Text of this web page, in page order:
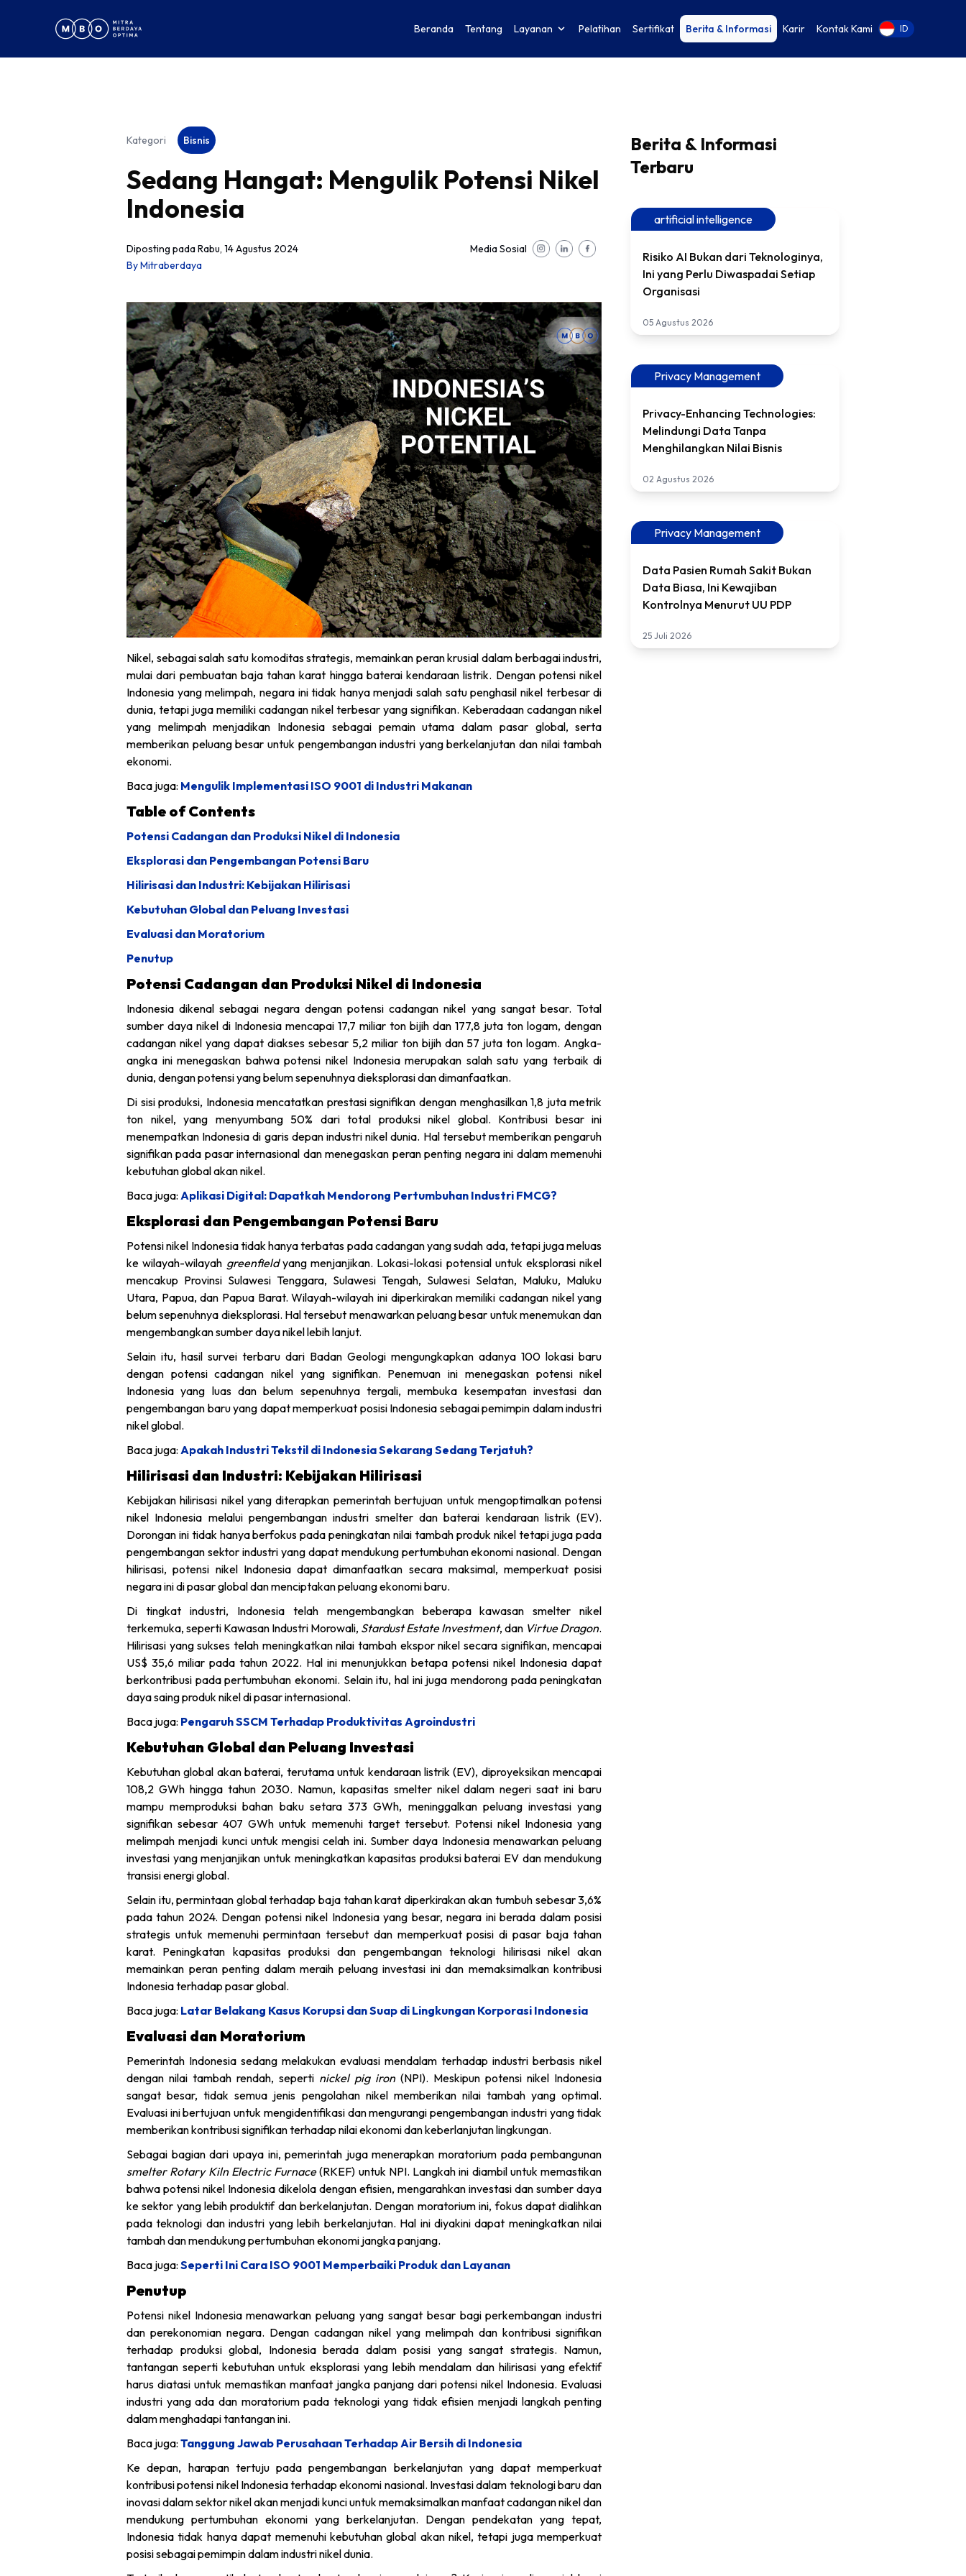
Beranda Tentang Layanan Pelatihan Sertifikat Berita & Informasi Karir Kontak Kami EN ID
Kategori Bisnis
Sedang Hangat: Mengulik Potensi Nikel
Indonesia
Diposting padaRabu, 14 Agustus 2024
Media Sosial
ByMitraberdaya
Nikel, sebagai salah satu komoditas strategis, memainkan peran krusial dalam berbagai industri,
mulai dari pembuatan baja tahan karat hingga baterai kendaraan listrik. Dengan potensi nikel
Indonesia yang melimpah, negara ini tidak hanya menjadi salah satu penghasil nikel terbesar di
dunia, tetapi juga memiliki cadangan nikel terbesar yang signifikan. Keberadaan cadangan nikel
yang melimpah menjadikan Indonesia sebagai pemain utama dalam pasar global, serta
memberikan peluang besar untuk pengembangan industri yang berkelanjutan dan nilai tambah
ekonomi.
Baca juga: Mengulik Implementasi ISO 9001 di Industri Makanan
Table of Contents
Potensi Cadangan dan Produksi Nikel di Indonesia
Eksplorasi dan Pengembangan Potensi Baru
Hilirisasi dan Industri: Kebijakan Hilirisasi
Kebutuhan Global dan Peluang Investasi
Evaluasi dan Moratorium
Penutup
Potensi Cadangan dan Produksi Nikel di Indonesia
Indonesia dikenal sebagai negara dengan potensi cadangan nikel yang sangat besar. Total
sumber daya nikel di Indonesia mencapai 17,7 miliar ton bijih dan 177,8 juta ton logam, dengan
cadangan nikel yang dapat diakses sebesar 5,2 miliar ton bijih dan 57 juta ton logam. Angka-
angka ini menegaskan bahwa potensi nikel Indonesia merupakan salah satu yang terbaik di
dunia, dengan potensi yang belum sepenuhnya dieksplorasi dan dimanfaatkan.
Di sisi produksi, Indonesia mencatatkan prestasi signifikan dengan menghasilkan 1,8 juta metrik
ton nikel, yang menyumbang 50% dari total produksi nikel global. Kontribusi besar ini
menempatkan Indonesia di garis depan industri nikel dunia. Hal tersebut memberikan pengaruh
signifikan pada pasar internasional dan menegaskan peran penting negara ini dalam memenuhi
kebutuhan global akan nikel.
Baca juga: Aplikasi Digital: Dapatkah Mendorong Pertumbuhan Industri FMCG?
Eksplorasi dan Pengembangan Potensi Baru
Potensi nikel Indonesia tidak hanya terbatas pada cadangan yang sudah ada, tetapi juga meluas
ke wilayah-wilayah greenfieldyang menjanjikan. Lokasi-lokasi potensial untuk eksplorasi nikel
mencakup Provinsi Sulawesi Tenggara, Sulawesi Tengah, Sulawesi Selatan, Maluku, Maluku
Utara, Papua, dan Papua Barat. Wilayah-wilayah ini diperkirakan memiliki cadangan nikel yang
belum sepenuhnya dieksplorasi. Hal tersebut menawarkan peluang besar untuk menemukan dan
mengembangkan sumber daya nikel lebih lanjut.
Selain itu, hasil survei terbaru dari Badan Geologi mengungkapkan adanya 100 lokasi baru
dengan potensi cadangan nikel yang signifikan. Penemuan ini menegaskan potensi nikel
Indonesia yang luas dan belum sepenuhnya tergali, membuka kesempatan investasi dan
pengembangan baru yang dapat memperkuat posisi Indonesia sebagai pemimpin dalam industri
nikel global.
Baca juga: Apakah Industri Tekstil di Indonesia Sekarang Sedang Terjatuh?
Hilirisasi dan Industri: Kebijakan Hilirisasi
Kebijakan hilirisasi nikel yang diterapkan pemerintah bertujuan untuk mengoptimalkan potensi
nikel Indonesia melalui pengembangan industri smelter dan baterai kendaraan listrik (EV).
Dorongan ini tidak hanya berfokus pada peningkatan nilai tambah produk nikel tetapi juga pada
pengembangan sektor industri yang dapat mendukung pertumbuhan ekonomi nasional. Dengan
hilirisasi, potensi nikel Indonesia dapat dimanfaatkan secara maksimal, memperkuat posisi
negara ini di pasar global dan menciptakan peluang ekonomi baru.
Di tingkat industri, Indonesia telah mengembangkan beberapa kawasan smelter nikel
terkemuka, seperti Kawasan Industri Morowali, Stardust Estate Investment, dan Virtue Dragon.
Hilirisasi yang sukses telah meningkatkan nilai tambah ekspor nikel secara signifikan, mencapai
US$ 35,6 miliar pada tahun 2022. Hal ini menunjukkan betapa potensi nikel Indonesia dapat
berkontribusi pada pertumbuhan ekonomi. Selain itu, hal ini juga mendorong pada peningkatan
daya saing produk nikel di pasar internasional.
Baca juga: Pengaruh SSCM Terhadap Produktivitas Agroindustri
Kebutuhan Global dan Peluang Investasi
Kebutuhan global akan baterai, terutama untuk kendaraan listrik (EV), diproyeksikan mencapai
108,2 GWh hingga tahun 2030. Namun, kapasitas smelter nikel dalam negeri saat ini baru
mampu memproduksi bahan baku setara 373 GWh, meninggalkan peluang investasi yang
signifikan sebesar 407 GWh untuk memenuhi target tersebut. Potensi nikel Indonesia yang
melimpah menjadi kunci untuk mengisi celah ini. Sumber daya Indonesia menawarkan peluang
investasi yang menjanjikan untuk meningkatkan kapasitas produksi baterai EV dan mendukung
transisi energi global.
Selain itu, permintaan global terhadap baja tahan karat diperkirakan akan tumbuh sebesar 3,6%
pada tahun 2024. Dengan potensi nikel Indonesia yang besar, negara ini berada dalam posisi
strategis untuk memenuhi permintaan tersebut dan memperkuat posisi di pasar baja tahan
karat. Peningkatan kapasitas produksi dan pengembangan teknologi hilirisasi nikel akan
memainkan peran penting dalam meraih peluang investasi ini dan memaksimalkan kontribusi
Indonesia terhadap pasar global.
Baca juga: Latar Belakang Kasus Korupsi dan Suap di Lingkungan Korporasi Indonesia
Evaluasi dan Moratorium
Pemerintah Indonesia sedang melakukan evaluasi mendalam terhadap industri berbasis nikel
dengan nilai tambah rendah, seperti nickel pig iron(NPI). Meskipun potensi nikel Indonesia
sangat besar, tidak semua jenis pengolahan nikel memberikan nilai tambah yang optimal.
Evaluasi ini bertujuan untuk mengidentifikasi dan mengurangi pengembangan industri yang tidak
memberikan kontribusi signifikan terhadap nilai ekonomi dan keberlanjutan lingkungan.
Sebagai bagian dari upaya ini, pemerintah juga menerapkan moratorium pada pembangunan
smelter Rotary Kiln Electric Furnace(RKEF) untuk NPI. Langkah ini diambil untuk memastikan
bahwa potensi nikel Indonesia dikelola dengan efisien, mengarahkan investasi dan sumber daya
ke sektor yang lebih produktif dan berkelanjutan. Dengan moratorium ini, fokus dapat dialihkan
pada teknologi dan industri yang lebih berkelanjutan. Hal ini diyakini dapat meningkatkan nilai
tambah dan mendukung pertumbuhan ekonomi jangka panjang.
Baca juga: Seperti Ini Cara ISO 9001 Memperbaiki Produk dan Layanan
Penutup
Potensi nikel Indonesia menawarkan peluang yang sangat besar bagi perkembangan industri
dan perekonomian negara. Dengan cadangan nikel yang melimpah dan kontribusi signifikan
terhadap produksi global, Indonesia berada dalam posisi yang sangat strategis. Namun,
tantangan seperti kebutuhan untuk eksplorasi yang lebih mendalam dan hilirisasi yang efektif
harus diatasi untuk memastikan manfaat jangka panjang dari potensi nikel Indonesia. Evaluasi
industri yang ada dan moratorium pada teknologi yang tidak efisien menjadi langkah penting
dalam menghadapi tantangan ini.
Baca juga: Tanggung Jawab Perusahaan Terhadap Air Bersih di Indonesia
Ke depan, harapan tertuju pada pengembangan berkelanjutan yang dapat memperkuat
kontribusi potensi nikel Indonesia terhadap ekonomi nasional. Investasi dalam teknologi baru dan
inovasi dalam sektor nikel akan menjadi kunci untuk memaksimalkan manfaat cadangan nikel dan
mendukung pertumbuhan ekonomi yang berkelanjutan. Dengan pendekatan yang tepat,
Indonesia tidak hanya dapat memenuhi kebutuhan global akan nikel, tetapi juga memperkuat
posisi sebagai pemimpin dalam industri nikel dunia.
Berita & Informasi
Terbaru
artificial intelligence
Risiko AI Bukan dari Teknologinya,
Ini yang Perlu Diwaspadai Setiap
Organisasi
05 Agustus 2026
Privacy Management
Privacy-Enhancing Technologies:
Melindungi Data Tanpa
Menghilangkan Nilai Bisnis
02 Agustus 2026
Privacy Management
Data Pasien Rumah Sakit Bukan
Data Biasa, Ini Kewajiban
Kontrolnya Menurut UU PDP
25 Juli 2026